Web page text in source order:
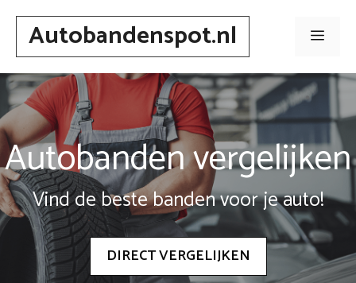
Spring
inhoudAutobandenspot.nl Menu
Autobanden vergelijken
Vind de beste banden voor je auto!
DIRECT VERGELIJKEN